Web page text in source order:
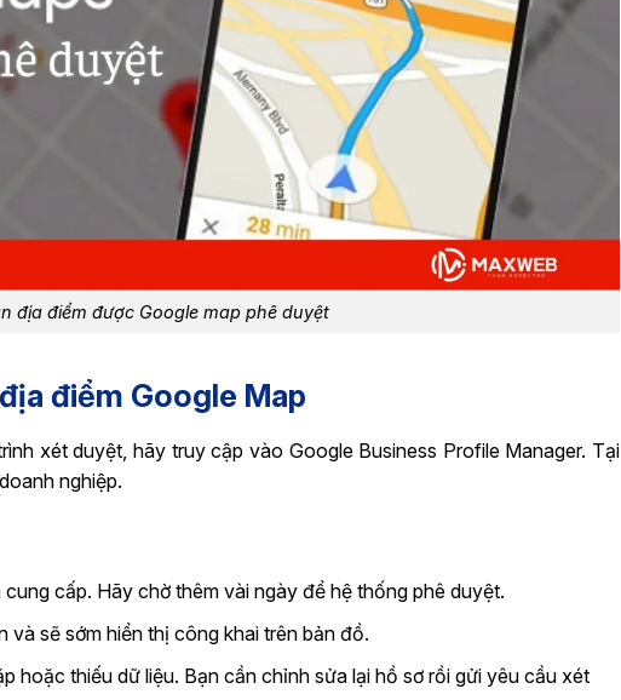
địa điểm được Google map phê duyệt
điểm Google Map
xét duyệt, hãy truy cập vào Google Business Profile Manager. Tại
nghiệp.
cấp. Hãy chờ thêm vài ngày để hệ thống phê duyệt.
sẽ sớm hiển thị công khai trên bản đồ.
thiếu dữ liệu. Bạn cần chỉnh sửa lại hồ sơ rồi gửi yêu cầu xét